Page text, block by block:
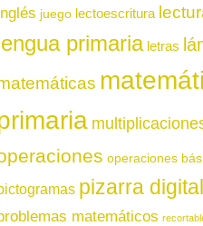
juego lectoescritura
primaria letras
operaciones
pizarra digital
matemáticos